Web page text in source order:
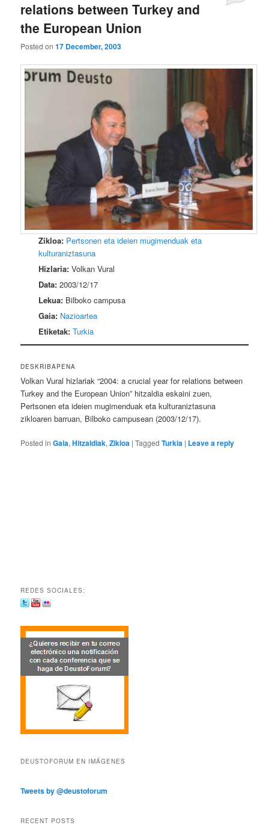
relations between Turkey and
the European Union
Posted on17 December, 2003
Zikloa: Pertsonen eta ideien mugimenduak eta
kulturaniztasuna
Hizlaria: Volkan Vural
Data: 2003/12/17
Lekua: Bilboko campusa
Gaia: Nazioartea
Etiketak: Turkia
DESKRIBAPENA
Volkan Vural hizlariak “2004: a crucial year for relations between
Turkey and the European Union” hitzaldia eskaini zuen,
Pertsonen eta ideien mugimenduak eta kulturaniztasuna
zikloaren barruan, Bilboko campusean (2003/12/17).
Posted in Gaia,Hitzaldiak,Zikloa |Tagged Turkia | Leave a reply
REDES SOCIALES:
DEUSTOFORUM EN IMÁGENES
Tweets by @deustoforum
RECENT POSTS